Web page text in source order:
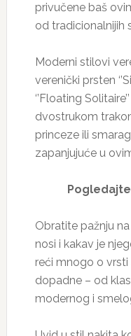
privučene baš
od tradicionalnijih
Moderni stilovi
verenički prsten
‘’Floating
dvostrukom
princeze ili
zapanjujuće u
Obratite pažnju
nosi i kakav je
reći mnogo o
dopadne – od
modernog i